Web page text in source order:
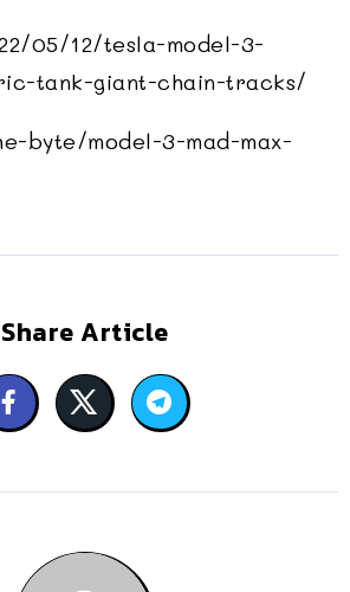
05/12/tesla-model-3-
tank-giant-chain-tracks/
byte/model-3-mad-max-
Share Article